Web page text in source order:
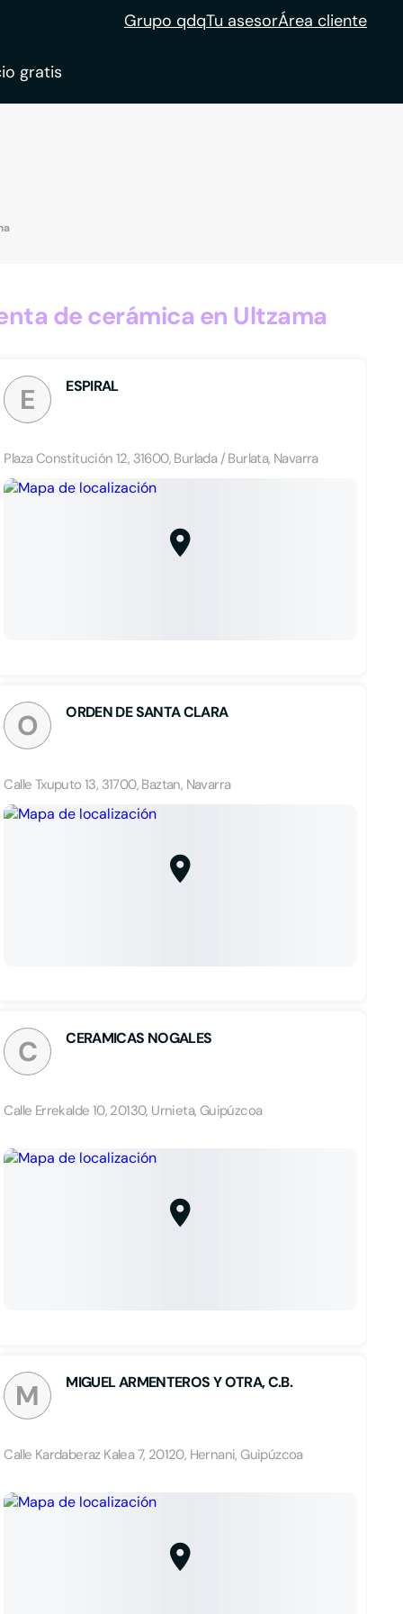
Grupo qdqTu asesorÁrea cliente
gratis
de cerámica en Ultzama
E ESPIRAL
Plaza Constitución 12, 31600, Burlada / Burlata, Navarra
O ORDEN DE SANTA CLARA
Calle Txuputo 13, 31700, Baztan, Navarra
C CERAMICAS NOGALES
Calle Errekalde 10, 20130, Urnieta, Guipúzcoa
M MIGUEL ARMENTEROS Y OTRA, C.B.
Calle Kardaberaz Kalea 7, 20120, Hernani, Guipúzcoa